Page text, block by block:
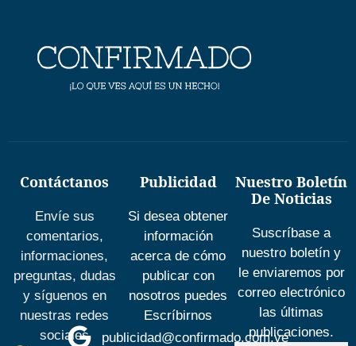
Contáctanos
Envíe sus
comentarios,
informaciones,
preguntas, dudas
y síguenos en
nuestras redes
sociales
Publicidad
Si desea obtener
información
acerca de cómo
publicar con
nosotros puedes
Escríbirnos
publicidad@confirmado.com.ve
Nuestro Boletín
De Noticias
Suscríbase a
nuestro boletín y
le enviaremos por
correo electrónico
las últimas
publicaciones.